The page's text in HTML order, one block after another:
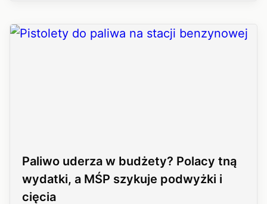
Paliwo uderza w budżety? Polacy tną
wydatki, a MŚP szykuje podwyżki i
cięcia